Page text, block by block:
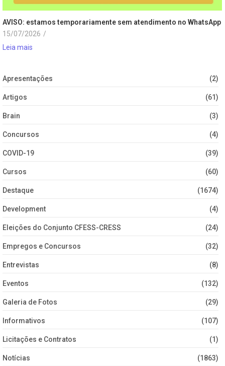
AVISO: estamos temporariamente sem atendimento no WhatsApp
15/07/2026 /
Leia mais
Apresentações (2)
Artigos (61)
Brain (3)
Concursos (4)
COVID-19 (39)
Cursos (60)
Destaque (1674)
Development (4)
Eleições do Conjunto CFESS-CRESS (24)
Empregos e Concursos (32)
Entrevistas (8)
Eventos (132)
Galeria de Fotos (29)
Informativos (107)
Licitações e Contratos (1)
Notícias (1863)